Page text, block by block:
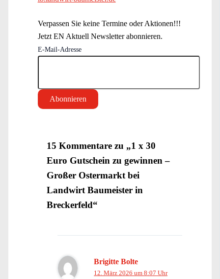
Verpassen Sie keine Termine oder Aktionen!!!
Jetzt EN Aktuell Newsletter abonnieren.
E-Mail-Adresse
15 Kommentare zu „1 x 30
Euro Gutschein zu gewinnen –
Großer Ostermarkt bei
Landwirt Baumeister in
Breckerfeld“
Brigitte Bolte
12. März 2026 um 8:07 Uhr